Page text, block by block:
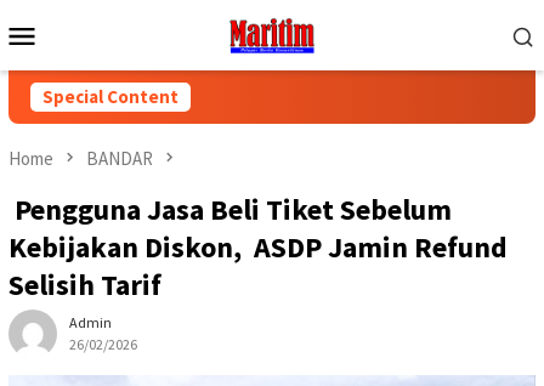
to
Menu
Special Content
Home BANDAR
Pengguna Jasa Beli Tiket Sebelum
Kebijakan Diskon, ASDP Jamin Refund
Selisih Tarif
Admin
26/02/2026